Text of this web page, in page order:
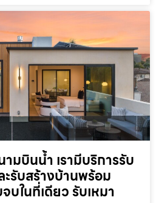
มบินน้ำ เรามีบริการรับ
ะรับสร้างบ้านพร้อม
บในที่เดียว รับเหมา